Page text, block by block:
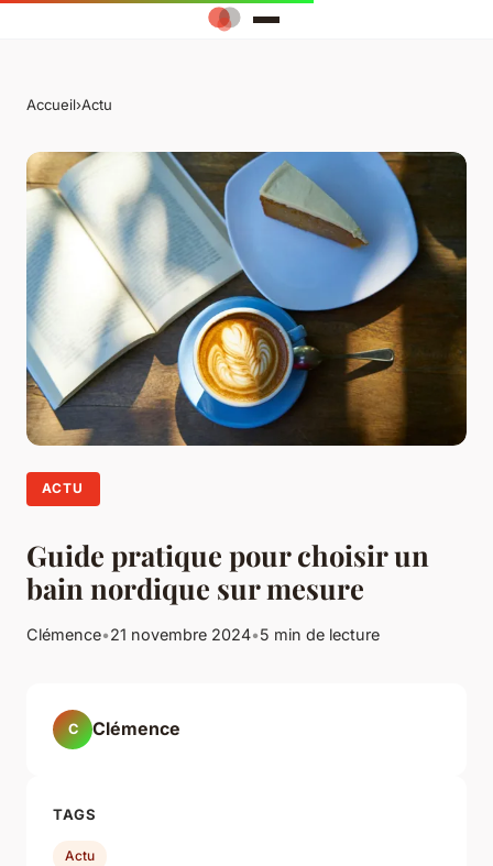
Accueil›Actu
ACTU
Guide pratique pour choisir un
bain nordique sur mesure
Clémence•21 novembre 2024•5 min de lecture
C Clémence
TAGS
Actu